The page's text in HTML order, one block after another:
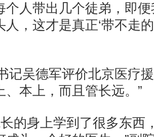
个人带出几个徒弟，即
，这才是真正‘带不走
记吴德军评价北京医疗
、本上，而且管长远。”
的身上学到了很多东西